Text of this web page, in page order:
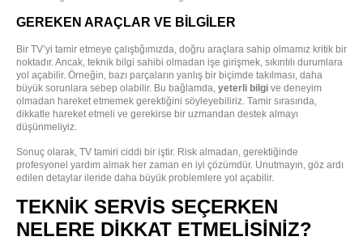
GEREKEN ARAÇLAR VE BILGILER
Bir TV’yi tamir etmeye çalıştığımızda, doğru araçlara sahip olmamız kritik bir
noktadır. Ancak, teknik bilgi sahibi olmadan işe girişmek, sıkıntılı durumlara
yol açabilir. Örneğin, bazı parçaların yanlış bir biçimde takılması, daha
büyük sorunlara sebep olabilir. Bu bağlamda, yeterli bilgi ve deneyim
olmadan hareket etmemek gerektiğini söyleyebiliriz. Tamir sırasında,
dikkatle hareket etmeli ve gerekirse bir uzmandan destek almayı
düşünmeliyiz.
Sonuç olarak, TV tamiri ciddi bir iştir. Risk almadan, gerektiğinde
profesyonel yardım almak her zaman en iyi çözümdür. Unutmayın, göz ardı
edilen detaylar ileride daha büyük problemlere yol açabilir.
TEKNIK SERVIS SEÇERKEN
NELERE DIKKAT ETMELISINIZ?